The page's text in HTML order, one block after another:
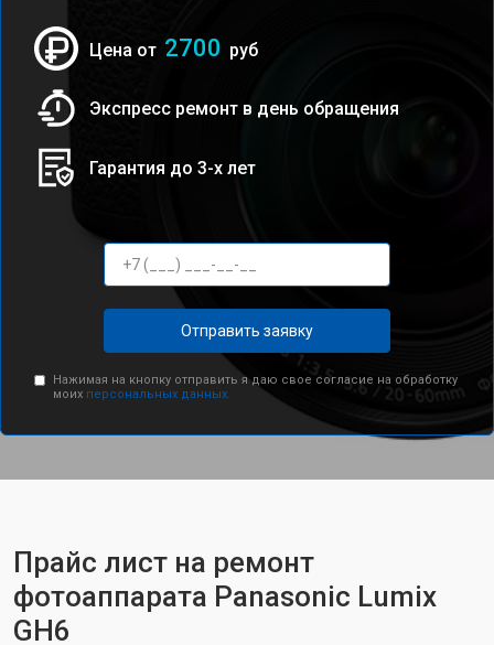
Цена от 2700 руб
Экспресс ремонт в день обращения
Гарантия до 3-х лет
Отправить заявку
Нажимая на кнопку отправить я даю свое согласие на обработку
моих персональных данных.
Прайс лист на ремонт
фотоаппарата Panasonic Lumix
GH6